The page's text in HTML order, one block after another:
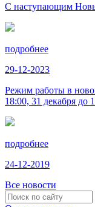
С наступающим
подробнее
29-12-2023
Режим работы в
18:00, 31 декабря до
подробнее
24-12-2019
Все новости